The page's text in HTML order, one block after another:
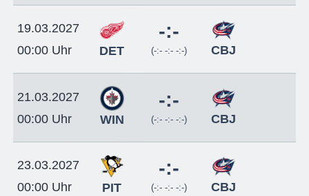
19.03.2027
00:00 Uhr
DET
-:-
(-:- -:- -:-) CBJ
21.03.2027
00:00 Uhr
WIN
-:-
(-:- -:- -:-) CBJ
23.03.2027
00:00 Uhr
PIT
-:-
(-:- -:- -:-) CBJ